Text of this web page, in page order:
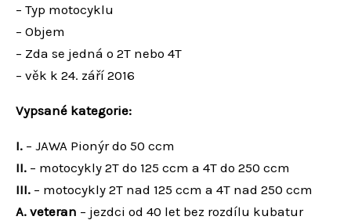
– Typ motocyklu
– Objem
– Zda se jedná o 2T nebo 4T
– věk k 24. září 2016
Vypsané kategorie:
I. – JAWA Pionýr do 50 ccm
II. – motocykly 2T do 125 ccm a 4T do 250 ccm
III. – motocykly 2T nad 125 ccm a 4T nad 250 ccm
A. veteran – jezdci od 40 let bez rozdílu kubatur